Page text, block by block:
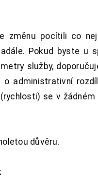
změnu pocítili co
Pokud byste u
služby,
administrativní
se v
důvěru.